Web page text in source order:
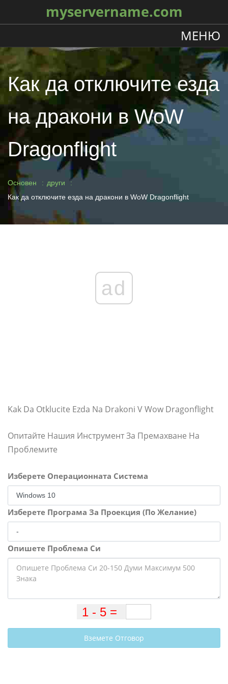
myservername.com
МЕНЮ
Как да отключите езда
на дракони в WoW
Dragonflight
Основен
други
Как да отключите езда на дракони в WoW Dragonflight
ad
Kak Da Otklucite Ezda Na Drakoni V Wow Dragonflight
Опитайте Нашия Инструмент За Премахване На
Проблемите
Изберете Операционната Система
Изберете Програма За Проекция (По Желание)
Опишете Проблема Си
Вземете Отговор